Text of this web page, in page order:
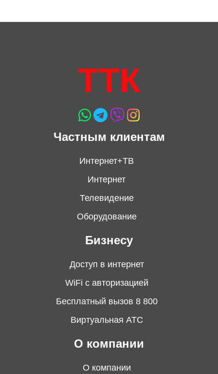
ТТК
Частным клиентам
Интернет+ТВ
Интернет
Телевидение
Оборудование
Бизнесу
Доступ в интернет
WiFi с авторизацией
Бесплатный вызов 8 800
Виртуальная АТС
О компании
О компании